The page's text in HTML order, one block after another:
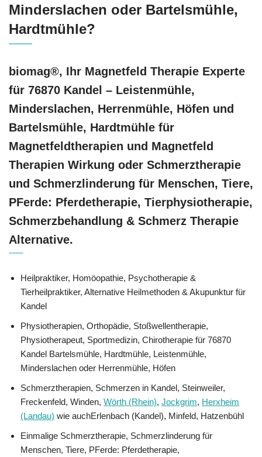
Minderslachen oder Bartelsmühle,
Hardtmühle?
biomag®, Ihr Magnetfeld Therapie Experte
für 76870 Kandel – Leistenmühle,
Minderslachen, Herrenmühle, Höfen und
Bartelsmühle, Hardtmühle für
Magnetfeldtherapien und Magnetfeld
Therapien Wirkung oder Schmerztherapie
und Schmerzlinderung für Menschen, Tiere,
PFerde: Pferdetherapie, Tierphysiotherapie,
Schmerzbehandlung & Schmerz Therapie
Alternative.
Heilpraktiker, ‎Homöopathie, ‎Psychotherapie &
‎Tierheilpraktiker, Alternative Heilmethoden & Akupunktur für
Kandel
Physiotherapien, Orthopädie, Stoßwellentherapie,
Physiotherapeut, Sportmedizin, Chirotherapie für 76870
Kandel Bartelsmühle, Hardtmühle, Leistenmühle,
Minderslachen oder Herrenmühle, Höfen
Schmerztherapien, Schmerzen in Kandel, Steinweiler,
Freckenfeld, Winden, Wörth (Rhein), Jockgrim, Herxheim
(Landau) wie auchErlenbach (Kandel), Minfeld, Hatzenbühl
Einmalige Schmerztherapie, Schmerzlinderung für
Menschen, Tiere, PFerde: Pferdetherapie,